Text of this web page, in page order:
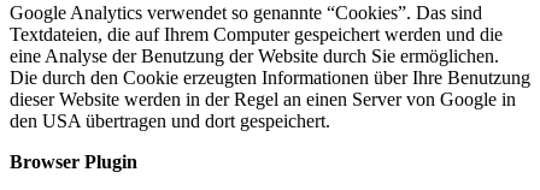
Google Analytics verwendet so genannte “Cookies”. Das sind
Textdateien, die auf Ihrem Computer gespeichert werden und die
eine Analyse der Benutzung der Website durch Sie ermöglichen.
Die durch den Cookie erzeugten Informationen über Ihre Benutzung
dieser Website werden in der Regel an einen Server von Google in
den USA übertragen und dort gespeichert.
Browser Plugin